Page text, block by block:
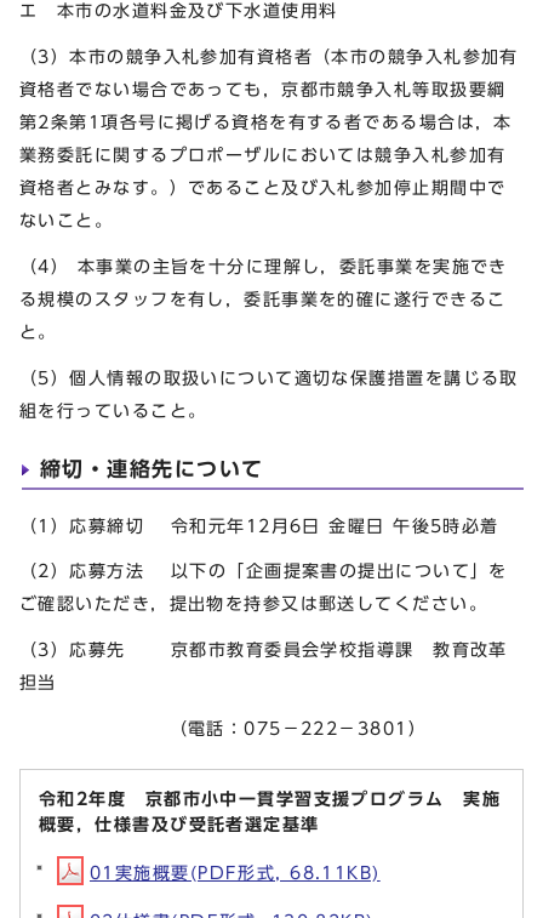
エ 本市の水道料金及び下水道使用料
（3）本市の競争入札参加有資格者（本市の競争入札参加有
資格者でない場合であっても，京都市競争入札等取扱要綱
第2条第1項各号に掲げる資格を有する者である場合は，本
業務委託に関するプロポーザルにおいては競争入札参加有
資格者とみなす。）であること及び入札参加停止期間中で
ないこと。
（4） 本事業の主旨を十分に理解し，委託事業を実施でき
る規模のスタッフを有し，委託事業を的確に遂行できるこ
と。
（5）個人情報の取扱いについて適切な保護措置を講じる取
組を行っていること。
締切・連絡先について
（1）応募締切 令和元年12月6日 金曜日 午後5時必着
（2）応募方法 以下の「企画提案書の提出について」を
ご確認いただき，提出物を持参又は郵送してください。
（3）応募先 京都市教育委員会学校指導課 教育改革
担当
（電話：075－222－3801）
令和2年度 京都市小中一貫学習支援プログラム 実施
概要，仕様書及び受託者選定基準
01実施概要(PDF形式, 68.11KB)